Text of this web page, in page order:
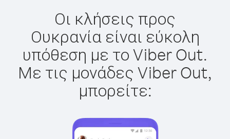
Οι κλήσεις προς
Ουκρανία είναι εύκολη
υπόθεση με το Viber Out.
Με τις μονάδες Viber Out,
μπορείτε: